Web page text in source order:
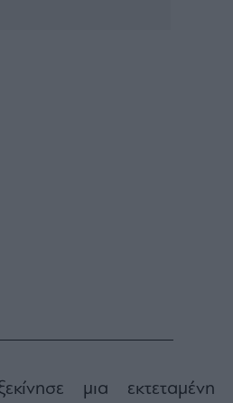
μια εκτεταμένη